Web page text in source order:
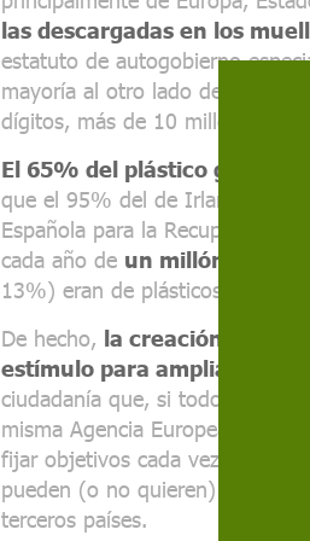
las descargadas en los
estatuto de autogobierno
mayoría al otro lado de la
dígitos, más de 10 millones de
El 65% del plástico
que el 95% del de Irlanda,
Española para la Recuperación
cada año de un millón de
13%) eran de plásticos.
De hecho, la creación de
estímulo para ampliar el
ciudadanía que, si todo se
misma Agencia Europea del
fijar objetivos cada vez más
pueden (o no quieren) asumir,
terceros países.